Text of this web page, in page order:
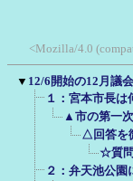
<Mozilla/4.0
▼ 12/6開始の12月議
１：宮本市長
▲市の第一
△回答を
☆質問
２：弁天池公